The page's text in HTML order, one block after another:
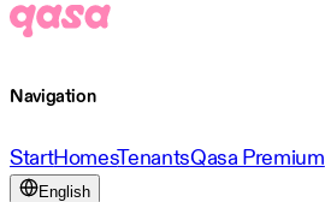
Navigation
StartHomesTenantsQasa Premium
English